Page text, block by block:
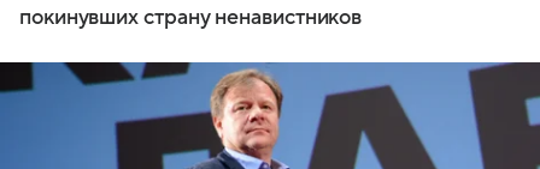
покинувших страну ненавистников